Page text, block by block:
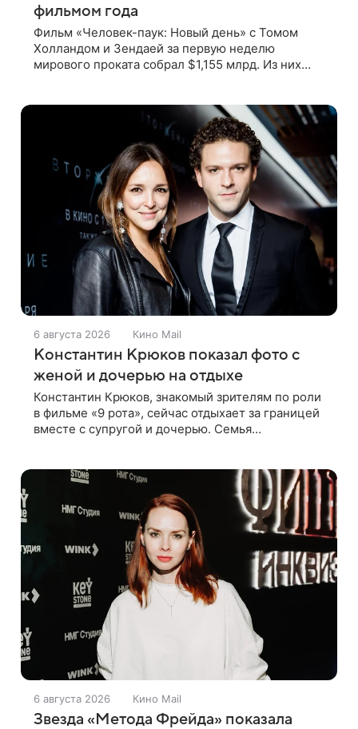
фильмом года
Фильм «Человек-паук: Новый день» с Томом
Холландом и Зендаей за первую неделю
мирового проката собрал $1,155 млрд. Из них
6 августа 2026 Кино Mail
Константин Крюков показал фото с
женой и дочерью на отдыхе
Константин Крюков, знакомый зрителям по роли
в фильме «9 рота», сейчас отдыхает за границей
вместе с супругой и дочерью. Семья
6 августа 2026 Кино Mail
Звезда «Метода Фрейда» показала